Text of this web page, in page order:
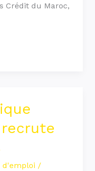
Crédit du Maroc,
d'emploi /